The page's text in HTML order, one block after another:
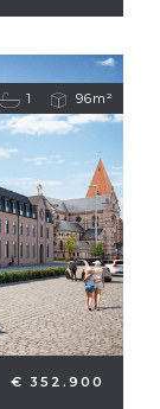
1 96m²
€ 352.900